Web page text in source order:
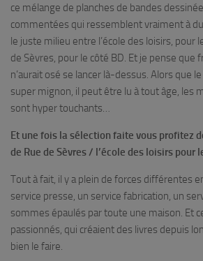
ce mélange de planches de bandes
commentées qui ressemblent vraiment à du
le juste milieu entre l’école des loisirs, pour
de Sèvres, pour le côté BD. Et je pense que
n’aurait osé se lancer là-dessus. Alors que
super mignon, il peut être lu à tout âge, les
sont hyper touchants…
Et une fois la sélection faite vous profitez
de Rue de Sèvres / l’école des loisirs pour
Tout à fait, il y a plein de forces différentes
service presse, un service fabrication, un
sommes épaulés par toute une maison. Et
passionnés, qui créaient des livres depuis
bien le faire.